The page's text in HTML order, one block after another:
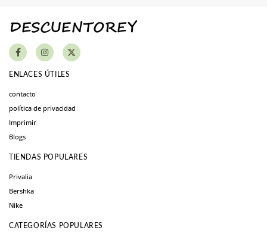
ENLACES ÚTILES
contacto
política de privacidad
Imprimir
Blogs
TIENDAS POPULARES
Privalia
Bershka
Nike
CATEGORÍAS POPULARES